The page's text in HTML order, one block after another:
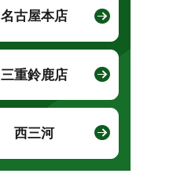
名古屋本店
三重鈴鹿店
西三河